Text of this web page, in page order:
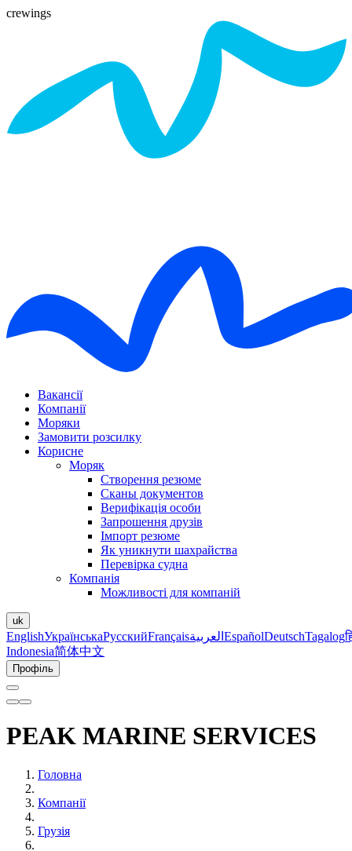
crewings
Вакансії
Компанії
Моряки
Замовити розсилку
Корисне
Моряк
Створення резюме
Сканы документов
Верифікація особи
Запрошення друзів
Імпорт резюме
Як уникнути шахрайства
Перевірка судна
Компанія
Можливості для компаній
uk
EnglishУкраїнськаРусскийFrançaisالعربية EspañolDeutschTagalog
Indonesia简体中文
Профіль
PEAK MARINE SERVICES
Головна
Компанії
Грузія